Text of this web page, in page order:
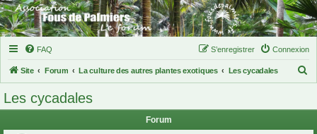
FAQ Connexion
S’enregistrer
Site Forum La culture des autres plantes exotiques Les cycadales
Les cycadales
Forum